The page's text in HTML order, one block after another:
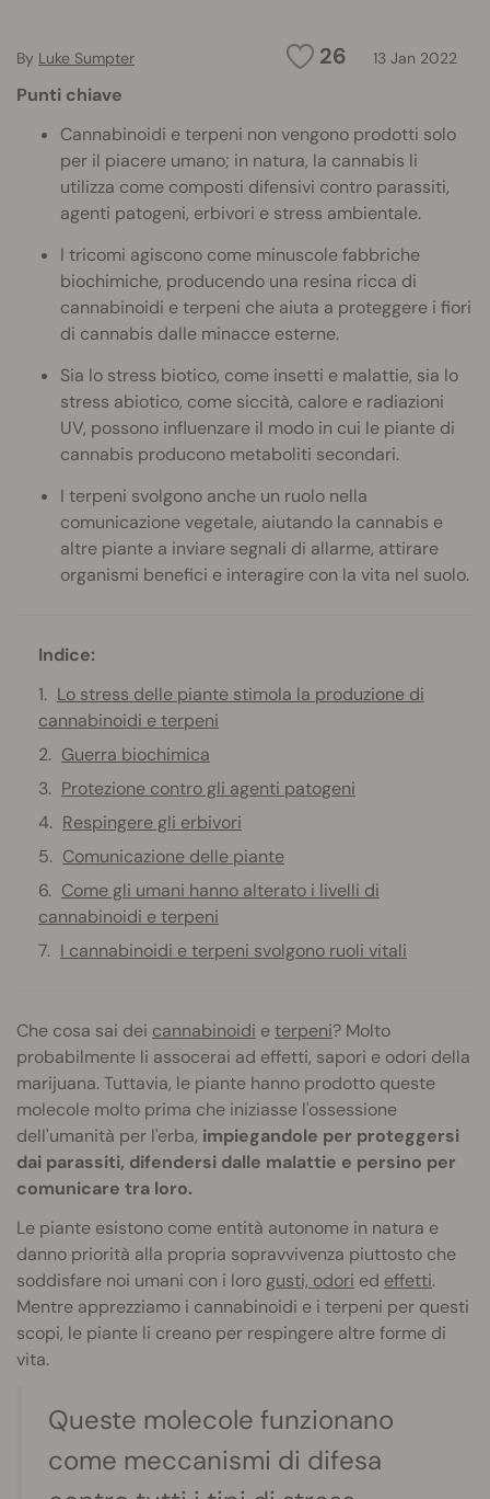
26 13 Jan 2022
By Luke Sumpter
Punti chiave
Cannabinoidi e terpeni non vengono prodotti solo
per il piacere umano; in natura, la cannabis li
utilizza come composti difensivi contro parassiti,
agenti patogeni, erbivori e stress ambientale.
I tricomi agiscono come minuscole fabbriche
biochimiche, producendo una resina ricca di
cannabinoidi e terpeni che aiuta a proteggere i fiori
di cannabis dalle minacce esterne.
Sia lo stress biotico, come insetti e malattie, sia lo
stress abiotico, come siccità, calore e radiazioni
UV, possono influenzare il modo in cui le piante di
cannabis producono metaboliti secondari.
I terpeni svolgono anche un ruolo nella
comunicazione vegetale, aiutando la cannabis e
altre piante a inviare segnali di allarme, attirare
organismi benefici e interagire con la vita nel suolo.
Indice:
Lo stress delle piante stimola la produzione di
cannabinoidi e terpeni
Guerra biochimica
Protezione contro gli agenti patogeni
Respingere gli erbivori
Comunicazione delle piante
Come gli umani hanno alterato i livelli di
cannabinoidi e terpeni
I cannabinoidi e terpeni svolgono ruoli vitali
Che cosa sai dei cannabinoidi eterpeni? Molto
probabilmente li assocerai ad effetti, sapori e odori della
marijuana. Tuttavia, le piante hanno prodotto queste
molecole molto prima che iniziasse l'ossessione
dell'umanità per l'erba, impiegandole per proteggersi
dai parassiti, difendersi dalle malattie e persino per
comunicare tra loro.
Le piante esistono come entità autonome in natura e
danno priorità alla propria sopravvivenza piuttosto che
soddisfare noi umani con i loro gusti, odori ed effetti.
Mentre apprezziamo i cannabinoidi e i terpeni per questi
scopi, le piante li creano per respingere altre forme di
vita.
Queste molecole funzionano
come meccanismi di difesa